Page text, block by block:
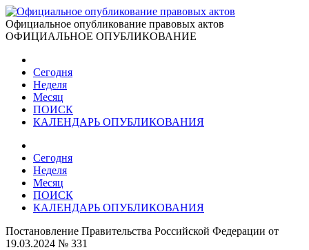
Официальное опубликование правовых актов
ОФИЦИАЛЬНОЕ ОПУБЛИКОВАНИЕ
Сегодня
Неделя
Месяц
ПОИСК
КАЛЕНДАРЬ ОПУБЛИКОВАНИЯ
Сегодня
Неделя
Месяц
ПОИСК
КАЛЕНДАРЬ ОПУБЛИКОВАНИЯ
Постановление Правительства Российской Федерации от
19.03.2024 № 331